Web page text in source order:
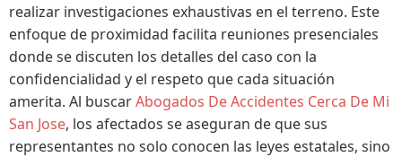
realizar investigaciones exhaustivas en el terreno. Este
enfoque de proximidad facilita reuniones presenciales
donde se discuten los detalles del caso con la
confidencialidad y el respeto que cada situación
amerita. Al buscarAbogados De Accidentes Cerca De Mi
San Jose, los afectados se aseguran de que sus
representantes no solo conocen las leyes estatales, sino